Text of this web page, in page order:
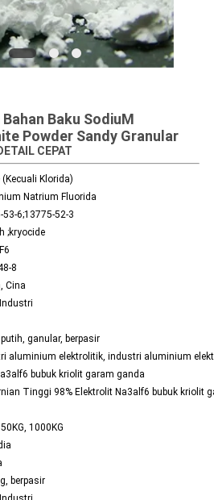
Baku SodiuM
Powder Sandy Granular
CEPAT
(Kecuali Klorida)
Natrium Fluorida
53-6;13775-52-3
;kryocide
8
Cina
ganular, berpasir
aluminium elektrolitik, industri aluminium
bubuk kriolit garam ganda
Tinggi 98% Elektrolit Na3alf6 bubuk kriolit garam
1000KG
berpasir